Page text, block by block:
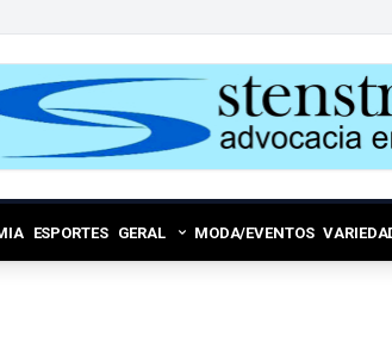
ESPORTES GERAL MODA/EVENTOS